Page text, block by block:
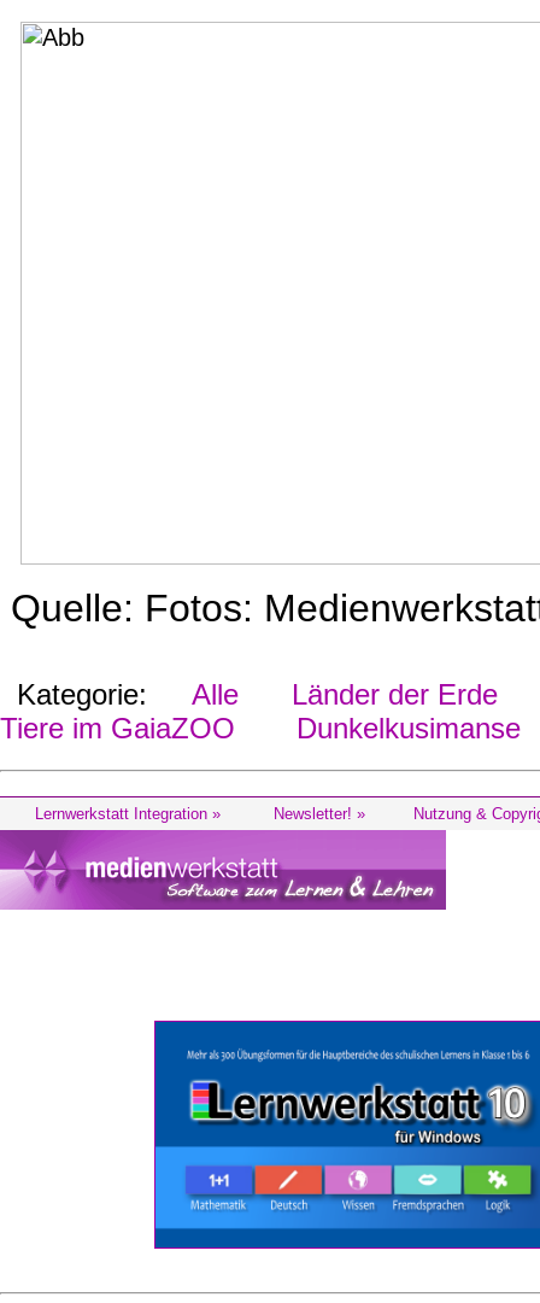
Quelle: Fotos:
Kategorie: Alle
Länder der Erde
Tiere im GaiaZOO
Dunkelkusimanse
Lernwerkstatt Integration » Newsletter! » Nutzung &